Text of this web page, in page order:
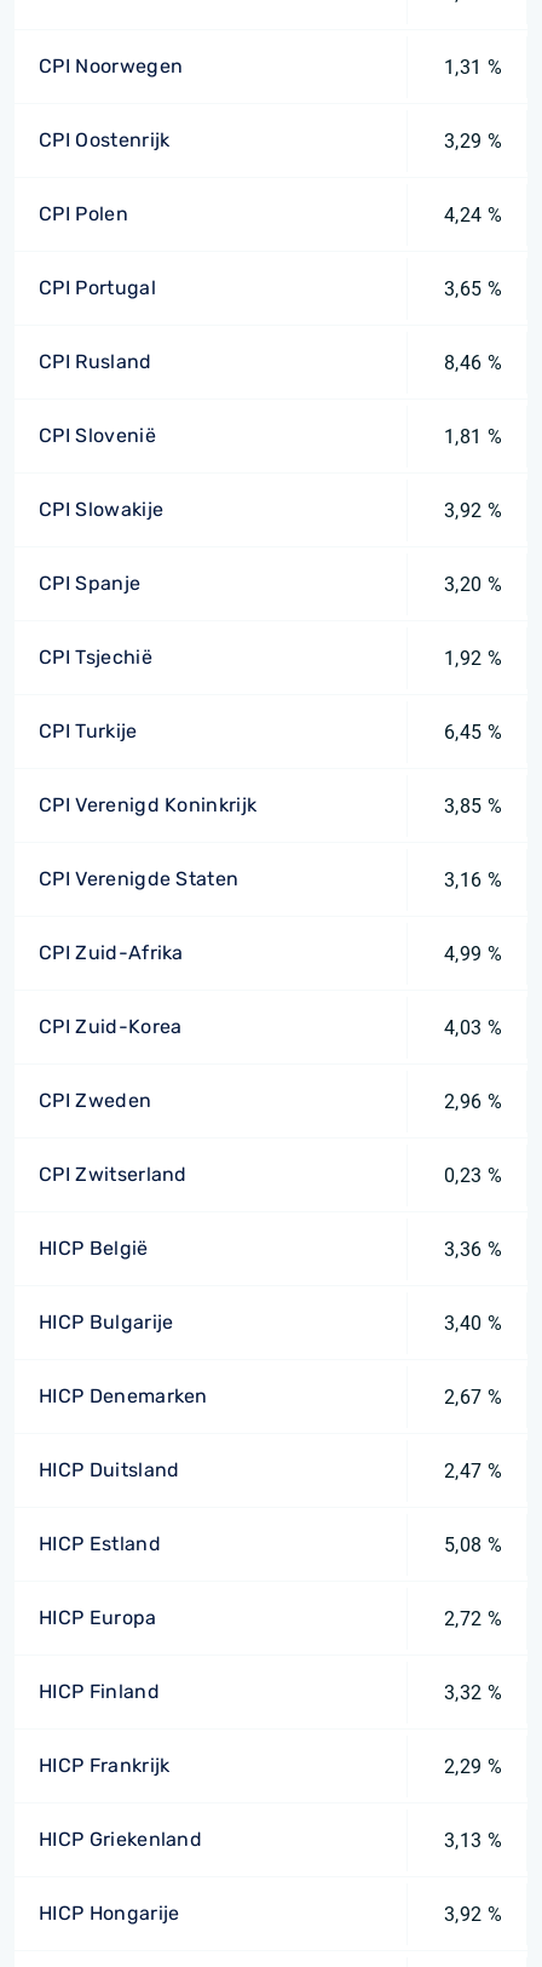
CPI Noorwegen 1,31 %
CPI Oostenrijk 3,29 %
CPI Polen 4,24 %
CPI Portugal 3,65 %
CPI Rusland 8,46 %
CPI Slovenië 1,81 %
CPI Slowakije 3,92 %
CPI Spanje 3,20 %
CPI Tsjechië 1,92 %
CPI Turkije 6,45 %
CPI Verenigd Koninkrijk 3,85 %
CPI Verenigde Staten 3,16 %
CPI Zuid-Afrika 4,99 %
CPI Zuid-Korea 4,03 %
CPI Zweden 2,96 %
CPI Zwitserland 0,23 %
HICP België 3,36 %
HICP Bulgarije 3,40 %
HICP Denemarken 2,67 %
HICP Duitsland 2,47 %
HICP Estland 5,08 %
HICP Europa 2,72 %
HICP Finland 3,32 %
HICP Frankrijk 2,29 %
HICP Griekenland 3,13 %
HICP Hongarije 3,92 %